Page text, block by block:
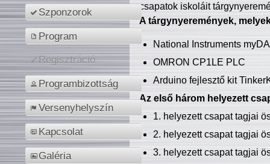
Szponzorok
Program
Regisztráció
Programbizottság
Versenyhelyszín
Kapcsolat
Galéria
csapatok iskoláit
A tárgynyeremények,
National Instruments
OMRON CP1LE PLC
Arduino fejlesztő kit
Az első három helyezett
1. helyezett csapat tagjai
2. helyezett csapat tagjai
3. helyezett csapat tagjai